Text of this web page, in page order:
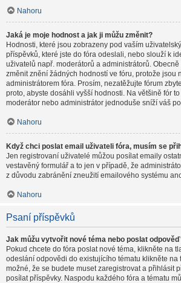
Nahoru
Jaká je moje hodnost a jak ji můžu změnit?
Hodnosti, které jsou zobrazeny pod vaším
příspěvků, které jste do fóra odeslali, nebo slouží k
uživatelů např. moderátorů a administrátorů.
změnit znění žádných hodností ve fóru, protože jsou
administrátorem fóra. Prosím, nezatěžujte fórum
proto, abyste dosáhli vyšší hodnosti. Na většině fór
moderátor nebo administrátor jednoduše sníží váš
Nahoru
Když chci poslat email uživateli fóra, musím se
Jen registrovaní uživatelé můžou posílat emaily
vestavěný formulář a to jen v případě, že
z důvodu zabránění zneužití emailového systému
Nahoru
Psaní příspěvků
Jak můžu vytvořit nové téma nebo poslat
Pokud chcete do fóra poslat nové téma, klikněte na
odeslání odpovědi do existujícího tématu klikněte na
možné, že se budete muset zaregistrovat a přihlásit
posílat příspěvky. Naspodu každého fóra a tématu